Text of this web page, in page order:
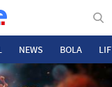
NEWS BOLA